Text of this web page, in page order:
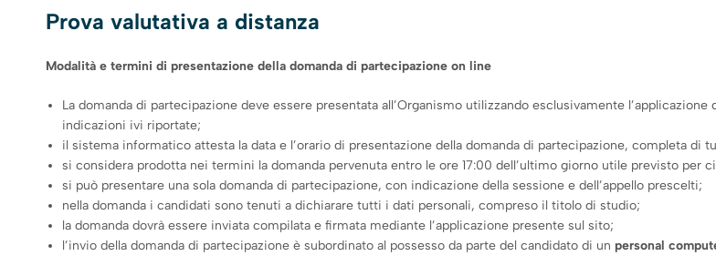
Prova valutativa a distanza
Modalità e termini di presentazione della domanda di partecipazione on line
La domanda di partecipazione deve essere presentata all’Organismo utilizzando esclusivamente
indicazioni ivi riportate;
il sistema informatico attesta la data e l’orario di presentazione della domanda di partecipazione, completa di
si considera prodotta nei termini la domanda pervenuta entro le ore 17:00 dell’ultimo giorno utile previsto per
si può presentare una sola domanda di partecipazione, con indicazione della sessione e dell’appello prescelti;
nella domanda i candidati sono tenuti a dichiarare tutti i dati personali, compreso il titolo di studio;
la domanda dovrà essere inviata compilata e firmata mediante l’applicazione presente sul sito;
l’invio della domanda di partecipazione è subordinato al possesso da parte del candidato di unpersonal